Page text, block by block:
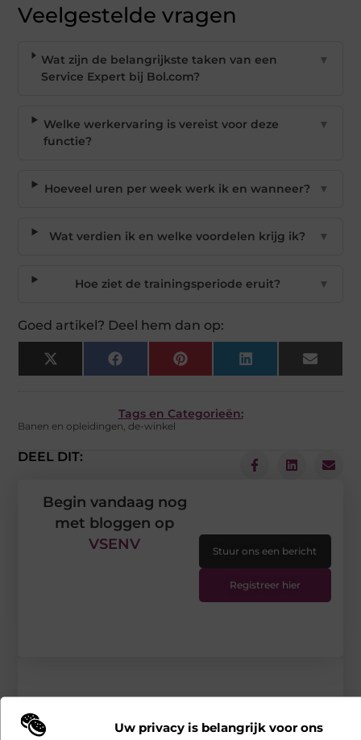
Uw privacy is belangrijk voor ons
Veelgestelde vragen
Wat zijn de belangrijkste taken van een
Service Expert bij Bol.com?
▼
Welke werkervaring is vereist voor deze
functie?
▼
Hoeveel uren per week werk ik en wanneer? ▼
Wat verdien ik en welke voordelen krijg ik? ▼
Hoe ziet de trainingsperiode eruit? ▼
Goed artikel? Deel hem dan op:
X
(Twitter)
Facebook Pinterest LinkedIn Email
Tags en Categorieën:
Banen en opleidingen, de-winkel
DEEL DIT:
Begin vandaag nog
met bloggen op
VSENV
Stuur ons een bericht
Registreer hier